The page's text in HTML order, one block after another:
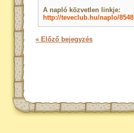
A napló közvetlen linkje:
http://teveclub.hu/naplo/8548
« Előző bejegyzés